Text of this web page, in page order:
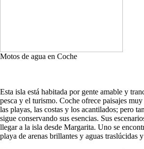
Motos de agua en Coche
Esta isla está habitada por gente amable y
pesca y el turismo. Coche ofrece paisajes
las playas, las costas y los acantilados; pero
sigue conservando sus esencias. Sus
llegar a la isla desde Margarita. Uno se
playa de arenas brillantes y aguas traslúcidas y